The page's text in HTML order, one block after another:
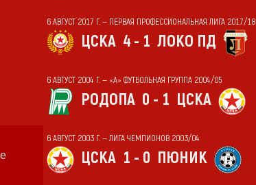
6 АВГУСТ 2017 Г. — ПЕРВАЯ ПРОФЕССИОНАЛЬНАЯ ЛИГА 2017/18
ЦСКА 4 - 1 ЛОКО ПД
6 АВГУСТ 2004 Г. — «А» ФУТБОЛЬНАЯ ГРУППА 2004/05
РОДОПА 0 - 1 ЦСКА
6 АВГУСТ 2003 Г. — ЛИГА ЧЕМПИОНОВ 2003/04
ЦСКА 1 - 0 ПЮНИК